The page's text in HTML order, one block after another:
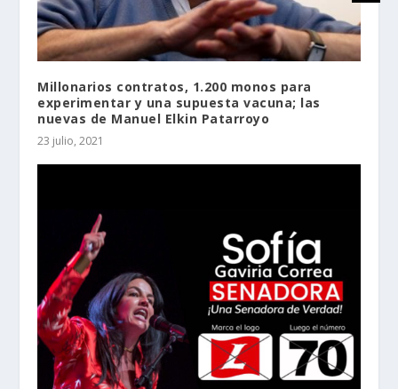
Millonarios contratos, 1.200 monos para
experimentar y una supuesta vacuna; las
nuevas de Manuel Elkin Patarroyo
23 julio, 2021